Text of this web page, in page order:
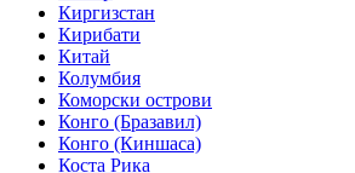
Киргизстан
Кирибати
Китай
Колумбия
Коморски острови
Конго (Бразавил)
Конго (Киншаса)
Коста Рика